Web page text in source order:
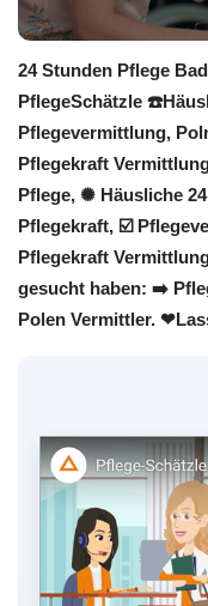
24 Stunden Pflege
PflegeSchätzle
Pflegevermittlung,
Pflegekraft
Pflege, ✺ Häusliche
Pflegekraft, ☑️
Pflegekraft
gesucht haben: ➡️
Polen Vermittler.